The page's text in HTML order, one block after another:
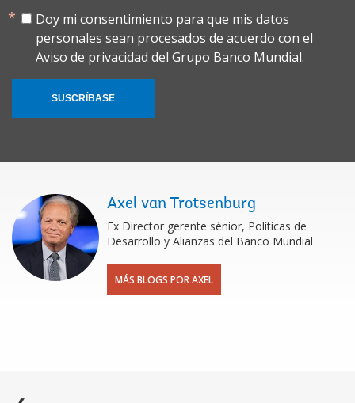
Doy mi consentimiento para que mis datos
personales sean procesados de acuerdo con el
Aviso de privacidad del Grupo Banco Mundial.
SUSCRÍBASE
Axel van Trotsenburg
Ex Director gerente sénior, Políticas de
Desarrollo y Alianzas del Banco Mundial
MÁS BLOGS POR AXEL